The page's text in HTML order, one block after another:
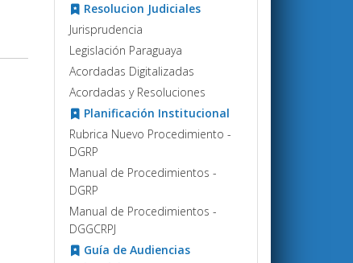
Resolucion Judiciales
Jurisprudencia
Legislación Paraguaya
Acordadas Digitalizadas
Acordadas y Resoluciones
Planificación Institucional
Rubrica Nuevo Procedimiento -
DGRP
Manual de Procedimientos -
DGRP
Manual de Procedimientos -
DGGCRPJ
Guía de Audiencias